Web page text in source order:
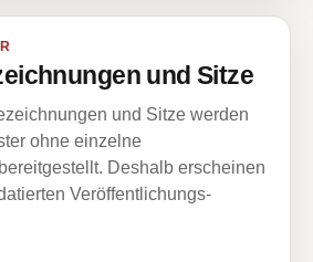
und Sitze
und Sitze werden
ohne einzelne
Deshalb erscheinen
Veröffentlichungs-